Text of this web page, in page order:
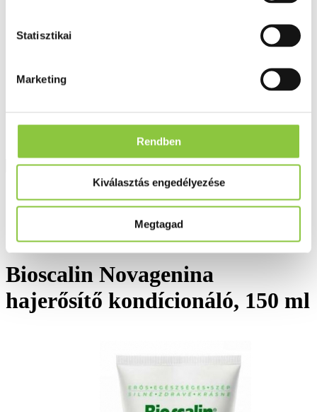
Statisztikai
Marketing
Rendben
Kiválasztás engedélyezése
Megtagad
Teák
Egészség ajándékba
Bioscalin Novagenina hajerősítő kondícionáló, 150 ml
Bioscalin Novagenina
hajerősítő kondícionáló, 150 ml